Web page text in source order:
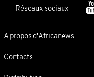
Réseaux sociaux
A propos d'Africanews
Contacts